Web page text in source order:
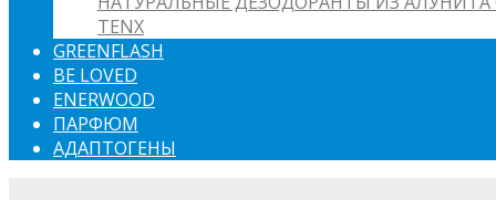
TENX
GREENFLASH
BE LOVED
ENERWOOD
ПАРФЮМ
АДАПТОГЕНЫ